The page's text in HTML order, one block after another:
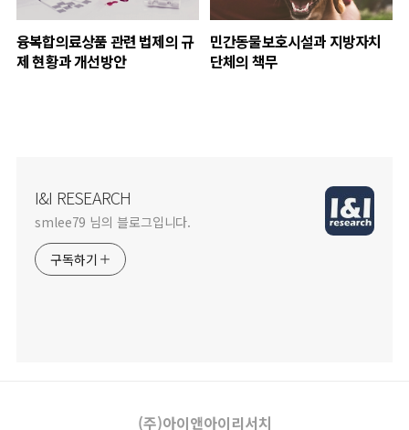
융복합의료상품 관련 법제의 규
제 현황과 개선방안
민간동물보호시설과 지방자치
단체의 책무
I&I RESEARCH
smlee79 님의 블로그입니다.
구독하기
(주)아이앤아이리서치